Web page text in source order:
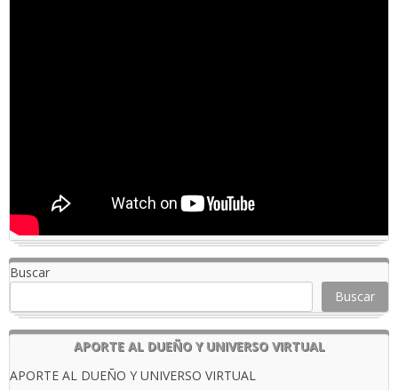
Buscar
Buscar
APORTE AL DUEÑO Y UNIVERSO VIRTUAL
APORTE AL DUEÑO Y UNIVERSO VIRTUAL